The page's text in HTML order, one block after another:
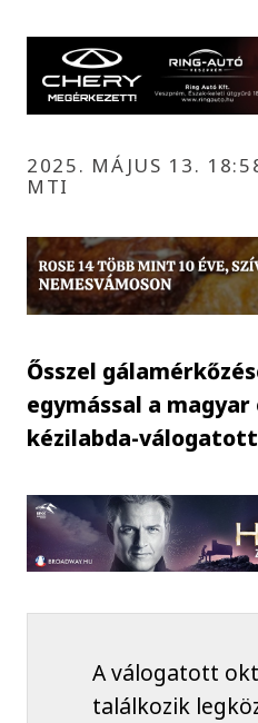
2025. MÁJUS 13.
MTI
Ősszel
egymással a
kézilabda-
A válogatott
találkozik